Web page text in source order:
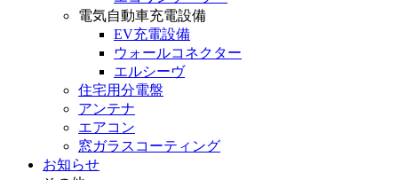
電気自動車充電設備
EV充電設備
ウォールコネクター
エルシーヴ
住宅用分電盤
アンテナ
エアコン
窓ガラスコーティング
お知らせ